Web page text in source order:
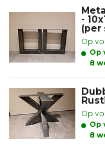
-
(per
Op
Op
8
Op
Op
8